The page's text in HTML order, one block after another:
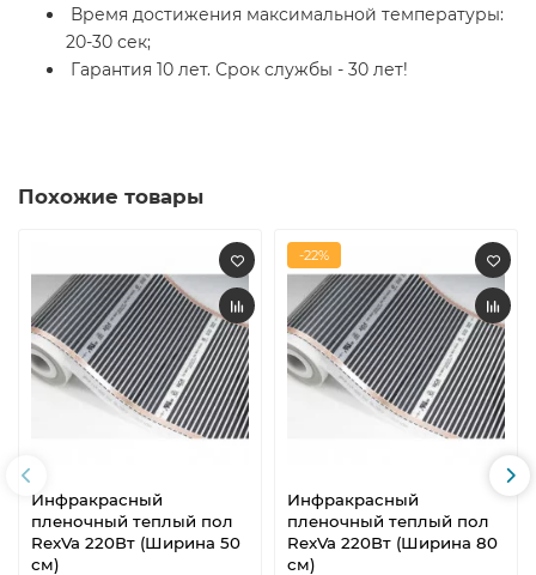
Время достижения максимальной температуры:
20-30 сек;
Гарантия 10 лет. Срок службы - 30 лет!
Похожие товары
Инфракрасный
пленочный теплый пол
RexVa 220Вт (Ширина 50
см)
-22%
Инфракрасный
пленочный теплый пол
RexVa 220Вт (Ширина 80
см)